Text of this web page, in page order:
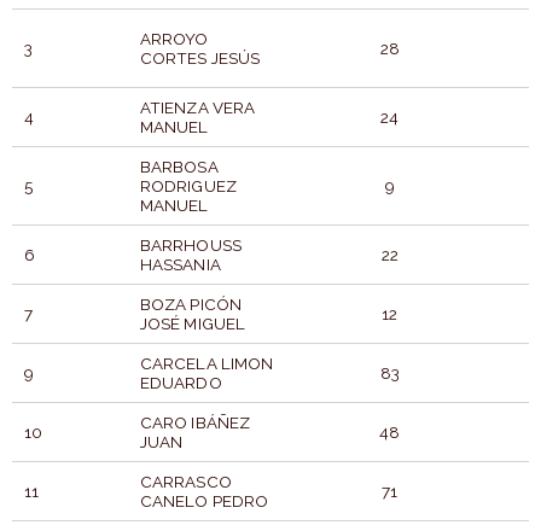
3
ARROYO
CORTES JESÚS
28
4
ATIENZA VERA
MANUEL
24
5
BARBOSA
RODRIGUEZ
MANUEL
9
6
BARRHOUSS
HASSANIA
22
7
BOZA PICÓN
JOSÉ MIGUEL
12
9
CARCELA LIMON
EDUARDO
83
10
CARO IBÁÑEZ
JUAN
48
11
CARRASCO
CANELO PEDRO
71